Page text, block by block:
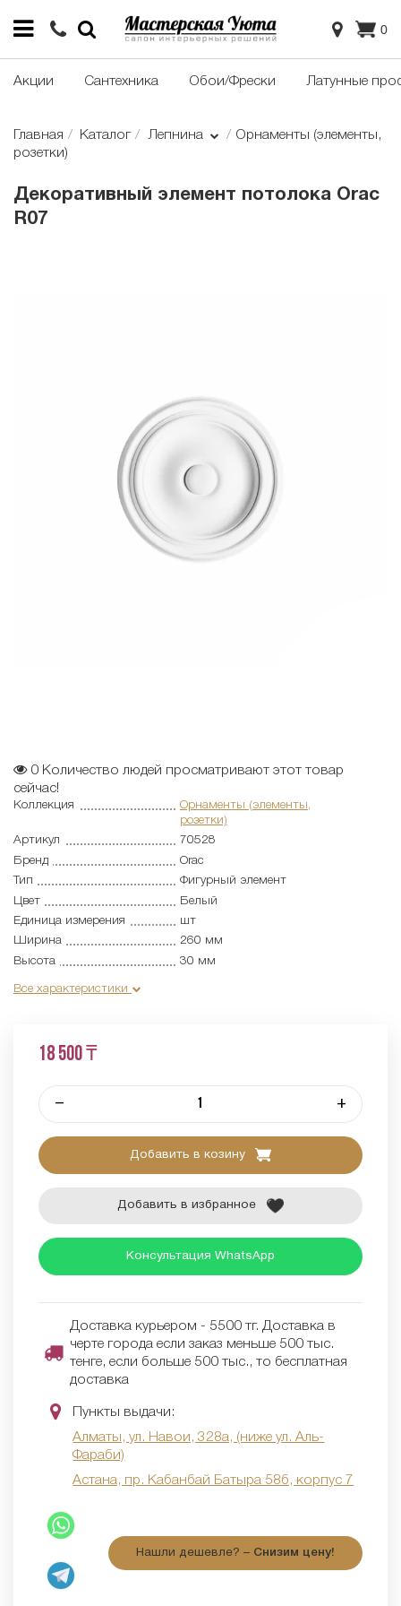
0
Акции Сантехника Обои/Фрески Латунные
Главная Каталог Лепнина
Орнаменты (элементы,
розетки)
Декоративный элемент потолока Orac
R07
0 Количество людей просматривают этот товар
сейчас!
Коллекция
Орнаменты (элементы,
розетки)
Артикул
70528
Бренд
Orac
Тип
Фигурный элемент
Цвет
Белый
Единица измерения
шт
Ширина
260 мм
Высота
30 мм
Все характеристики
18 500 ₸
– +
Добавить в козину
Добавить в избранное
Консультация WhatsApp
Доставка курьером - 5500 тг. Доставка в
черте города если заказ меньше 500 тыс.
тенге, если больше 500 тыс., то бесплатная
доставка
Пункты выдачи:
Алматы, ул. Навои, 328а, (ниже ул. Аль-
Фараби)
Астана, пр. Кабанбай Батыра 58б, корпус 7
Нашли дешевле? – Снизим цену!